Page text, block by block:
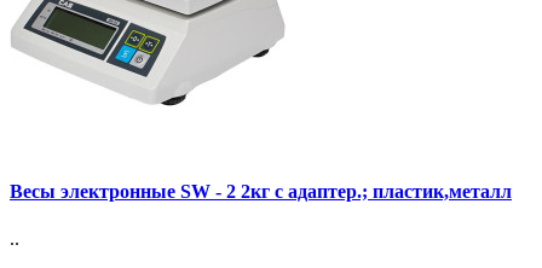
Весы электронные SW - 2 2кг с адаптер.; пластик,металл
..